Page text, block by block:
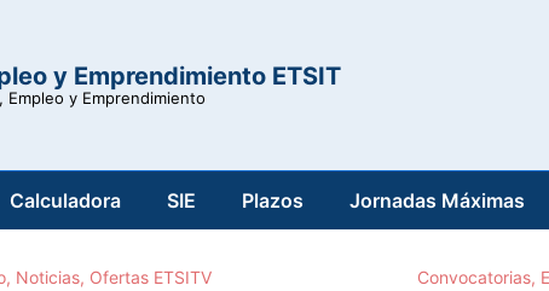
y Emprendimiento ETSIT
Empleo y Emprendimiento
Calculadora SIE Plazos Jornadas Máximas
, Noticias, Ofertas ETSITV Convocatorias,